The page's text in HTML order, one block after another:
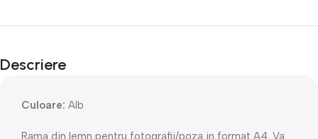
Descriere
Culoare: Alb
Rama din lemn pentru fotografii/poza in format A4. Va